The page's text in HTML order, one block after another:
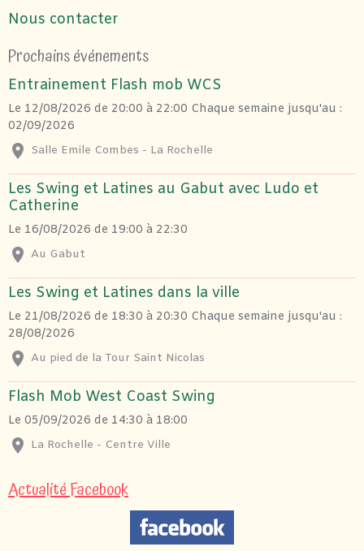
Nous contacter
Prochains événements
Entrainement Flash mob WCS
Le 12/08/2026 de 20:00 à 22:00 Chaque semaine jusqu'au :
02/09/2026
Salle Emile Combes - La Rochelle
Les Swing et Latines au Gabut avec Ludo et
Catherine
Le 16/08/2026 de 19:00 à 22:30
Au Gabut
Les Swing et Latines dans la ville
Le 21/08/2026 de 18:30 à 20:30 Chaque semaine jusqu'au :
28/08/2026
Au pied de la Tour Saint Nicolas
Flash Mob West Coast Swing
Le 05/09/2026 de 14:30 à 18:00
La Rochelle - Centre Ville
Actualité Facebook